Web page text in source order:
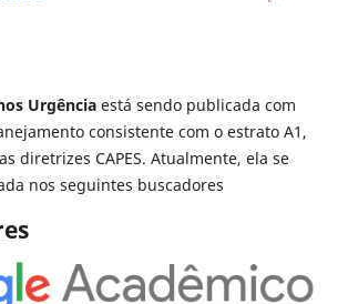
Urgência está sendo publicada com
consistente com o estrato A1,
diretrizes CAPES. Atualmente, ela se
nos seguintes buscadores